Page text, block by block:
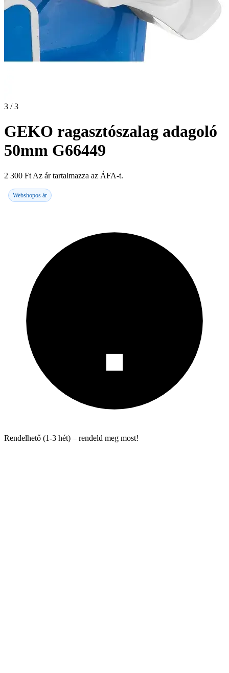
3 / 3
GEKO ragasztószalag adagoló
50mm G66449
2 300 Ft Az ár tartalmazza az ÁFA-t.
Webshopos ár
Rendelhető (1-3 hét) – rendeld meg most!